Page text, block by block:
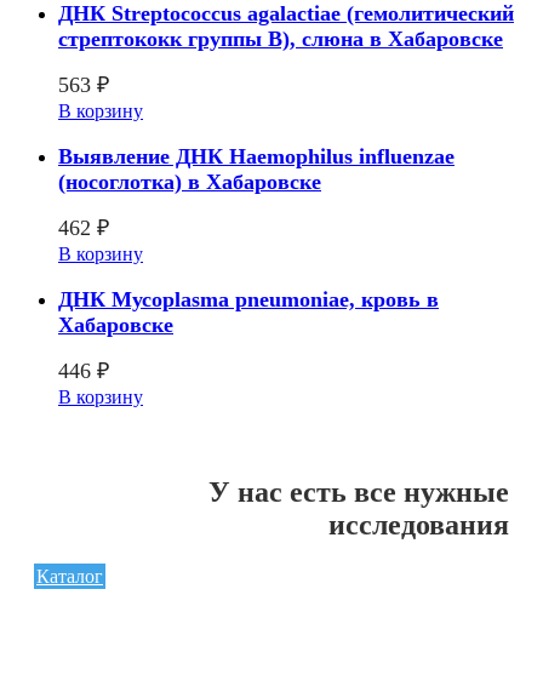
ДНК Streptococcus agalactiae (гемолитический
стрептококк группы В), слюна в Хабаровске
563 ₽
В корзину
Выявление ДНК Haemophilus influenzae
(носоглотка) в Хабаровске
462 ₽
В корзину
ДНК Мусоplasma pneumoniae, кровь в
Хабаровске
446 ₽
В корзину
У нас есть все нужные
исследования
Каталог